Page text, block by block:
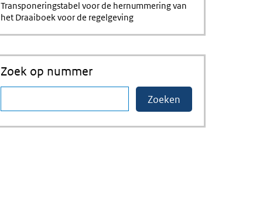
Transponeringstabel voor de hernummering van
het Draaiboek voor de regelgeving
Zoek op nummer